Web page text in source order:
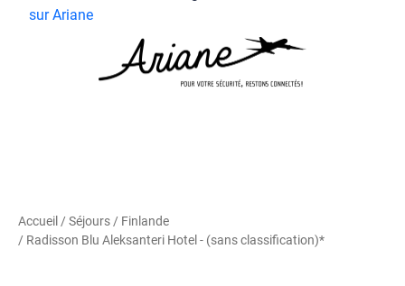
sur Ariane
Accueil / Séjours / Finlande
/ Radisson Blu Aleksanteri Hotel - (sans classification)*